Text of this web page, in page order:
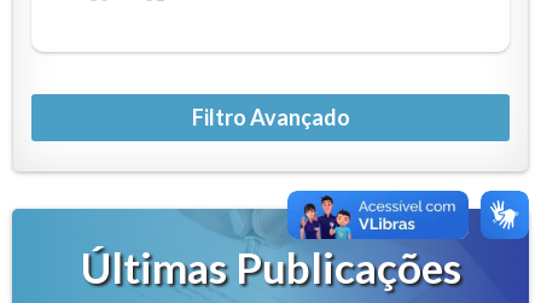
Últimas Publicações